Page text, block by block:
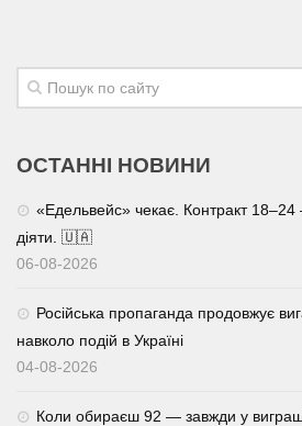
ОСТАННІ НОВИНИ
«Едельвейс» чекає. Контракт
діяти. 🇺🇦
06-08-2026
Російська пропаганда продовжує
навколо подій в Україні
04-08-2026
Коли обираєш 92 — завжди у